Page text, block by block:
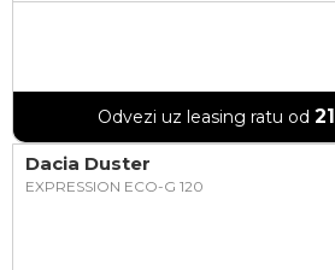
Odvezi uz leasing ratu od
Dacia Duster
EXPRESSION ECO-G 120